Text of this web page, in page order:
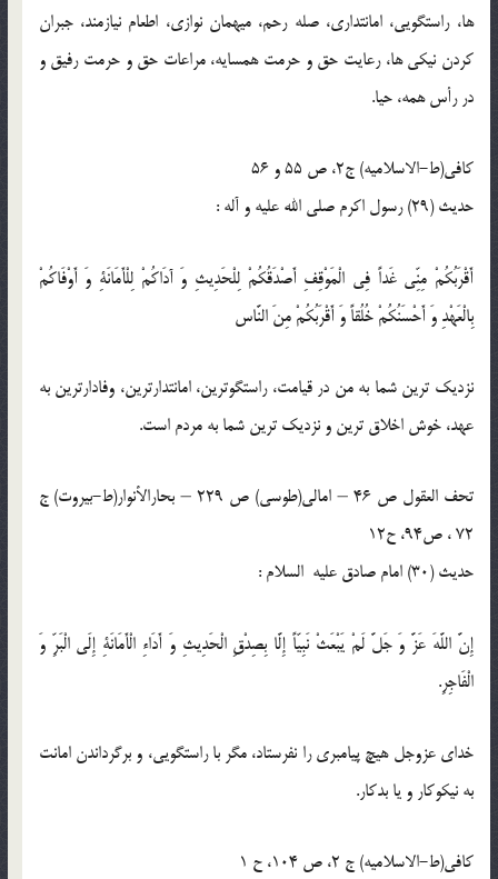
ها، راستگويى، امانتدارى، صله رحم، ميهمان نوازى، اطعام نيازمند، جبران
كردن نيكى ها، رعايت حق و حرمت همسايه، مراعات حق و حرمت رفيق و
در رأس همه، حيا.
كافى(ط-الاسلامیه) ج2، ص 55 و 56
حدیث (29) رسول اكرم صلى الله عليه و آله :
أَقْرَبُكُمْ مِنِّي غَداً فِي الْمَوْقِفِ أَصْدَقُكُمْ لِلْحَدِيثِ وَ آدَاكُمْ لِلْأَمَانَةِ وَ أَوْفَاكُمْ
بِالْعَهْدِ وَ أَحْسَنُكُمْ خُلُقاً وَ أَقْرَبُكُمْ مِنَ النَّاس‏
نزديك ترين شما به من در قيامت، راستگوترين، امانتدارترين، وفادارترين به
عهد، خوش اخلاق ترين و نزديك ترين شما به مردم است.
تحف العقول ص 46 – امالی(طوسی) ص 229 – بحارالأنوار(ط-بیروت) ج
72 ، ص94، ح12
حدیث (30) امام صادق عليه السلام :
إِنَّ اللَّهَ عَزَّ وَ جَلَّ لَمْ يَبْعَثْ نَبِيّاً إِلَّا بِصِدْقِ الْحَدِيثِ وَ أَدَاءِ الْأَمَانَةِ إِلَى الْبَرِّ وَ
الْفَاجِرِ.
خداى عزوجل هيچ پيامبرى را نفرستاد، مگر با راستگويى، و برگرداندن امانت
به نيكوكار و يا بدكار.
كافى(ط-الاسلامیه) ج 2، ص 104، ح 1